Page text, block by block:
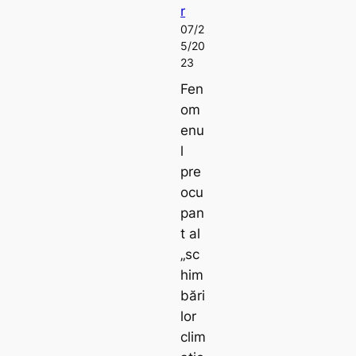
r
07/2
5/20
23
Fen
om
enu
l
pre
ocu
pan
t al
„sc
him
bări
lor
clim